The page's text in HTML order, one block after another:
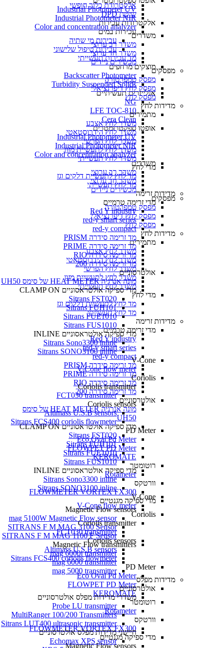
אלקטרודת כלור חופשי
שיטת DPD
אלקטרודות עכירות
עכירות במים
עכירות מי שתיה
עכירות טיפול שלישוני
מד עכירות תעשייתי
מוצקים מרחפים
Backscatter Photometer
Turbidity Suspended Solids
אנלייזרים תעשיתיים
NG
LFE TOC-810
Cera Clean​
אופטו ספקטרומטרים
Industrial Photometer UV
Industrial Photometer NIR
Color and concentration analyzer
משדרים
משדר רב ערוצי
משדר חד ערוצי
מכשירים ניידים
מפסקים
מפסק טמפרטורה
מפסק לחץ דיפרנציאלי
מפסק לחץ
מדידות לחץ
מתמירים
משדר לחץ אצבע
משדר לחץ הידרוסטאטי
משדר לחץ הפרשי
משדר לחץ לתעשיית מזון
משדר לחץ תעשייתי
מדי לחץ
מד לחץ לתעשיית דלקים וגז
מד לחץ תעשייתי
מדידות זרימה
מדי זרימה טרמיים
Red Y industry
red-y smart series
red-y compact
מד זרימה סידרה PRISM
מד זרימה סידרה PRIME
מד זרימה סידרה RIO
מד זרימה סידרה 200
אולטרסוניים
מונה אנרגיה HEAT METER של סימס
UH50
מדי ספיקה אולטראסוניים CLAMP ON
Sitrans FST020
Sitrans FUH101
Sitrans FUE1010
Sitrans FUS1010
מדי ספיקה אולטראסוניים INLINE
Sitrans Sono3300 inline
Sitrans SONO3100 inline
V-Cone
V-Cone flow meter
Coriolis
Coriolis transmitter
FCT030 transmitter
Coriolis sensors
Altimass U.S.B sensors
Sitrans FCS400 coriolis flowmeter
PD Meter
Eco Oval Pd Meter
FLOWPET PD Meter
KEROMATE
רוטומטר
Rotameter
וורטקס
FLOWMETER VORTEX FX300
מדי ספיקה מגנטיים
Magnetic Flow sensors
Industrial Photometer UV
Industrial Photometer NIR
Color and concentration analyzer
משדרים
משדר רב ערוצי
משדר חד ערוצי
מכשירים ניידים
מפסקים
מפסק טמפרטורה
מפסק לחץ דיפרנציאלי
מפסק לחץ
מדידות לחץ
מתמירים
משדר לחץ אצבע
משדר לחץ הידרוסטאטי
משדר לחץ הפרשי
משדר לחץ לתעשיית מזון
משדר לחץ תעשייתי
מדי לחץ
מד לחץ לתעשיית דלקים וגז
מד לחץ תעשייתי
מדידות זרימה
מדי זרימה טרמיים
Red Y industry
red-y smart series
red-y compact
מד זרימה סידרה PRISM
מד זרימה סידרה PRIME
מד זרימה סידרה RIO
מד זרימה סידרה 200
אולטרסוניים
מונה אנרגיה HEAT METER של סימס UH50
מדי ספיקה אולטראסוניים CLAMP ON
Sitrans FST020
Sitrans FUH101
Sitrans FUE1010
Sitrans FUS1010
מדי ספיקה אולטראסוניים INLINE
Sitrans Sono3300 inline
Sitrans SONO3100 inline
V-Cone
V-Cone flow meter
Coriolis
Coriolis transmitter
FCT030 transmitter
Coriolis sensors
Altimass U.S.B sensors
Sitrans FCS400 coriolis flowmeter
PD Meter
Eco Oval Pd Meter
FLOWPET PD Meter
KEROMATE
רוטומטר
Rotameter
וורטקס
FLOWMETER VORTEX FX300
מדי ספיקה מגנטיים
Magnetic Flow sensors
mag 5100W Magnetic Flow sensor
SITRANS F M MAG 3100 Sensor
SITRANS F M MAG 1100 F Sensor
Magnetic Flow transmitters
mag 6000i transmitter
mag 6000 transmitter
mag 5000 transmitter
מדידות מפלס
אולטרסוניים
משדרי מדידות מפלס אולטרסוניים
Probe LU transmitter
MultiRanger 100/200 Transmitters
Sitrans LUT400 ultrasonic transmitter
חיישני מדידות מפלס אולטרסוניים
Echomax XPS sensor